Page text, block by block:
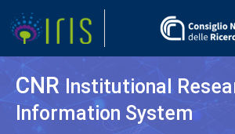
CNR Institutional
Information System